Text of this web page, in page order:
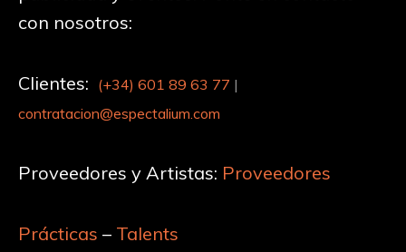
con nosotros:
Clientes: (+34) 601 89 63 77 |
contratacion@espectalium.com
Proveedores y Artistas: Proveedores
Prácticas – Talents